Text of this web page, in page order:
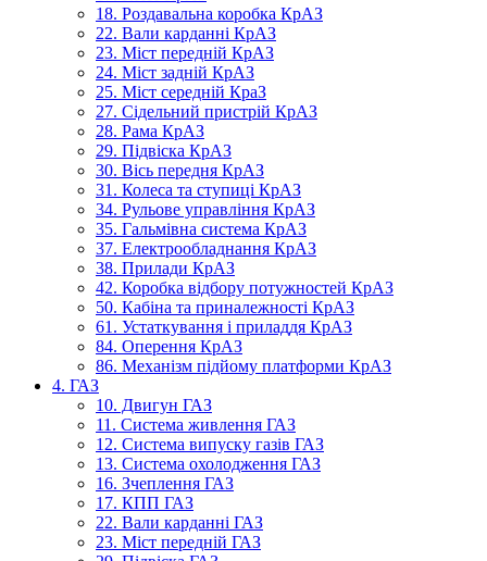
18. Роздавальна коробка КрАЗ
22. Вали карданні КрАЗ
23. Міст передній КрАЗ
24. Міст задній КрАЗ
25. Міст середній КраЗ
27. Сідельний пристрій КрАЗ
28. Рама КрАЗ
29. Підвіска КрАЗ
30. Вісь передня КрАЗ
31. Колеса та ступиці КрАЗ
34. Рульове управління КрАЗ
35. Гальмівна система КрАЗ
37. Електрообладнання КрАЗ
38. Прилади КрАЗ
42. Коробка відбору потужностей КрАЗ
50. Кабіна та приналежності КрАЗ
61. Устаткування і приладдя КрАЗ
84. Оперення КрАЗ
86. Механізм підйому платформи КрАЗ
4. ГАЗ
10. Двигун ГАЗ
11. Система живлення ГАЗ
12. Система випуску газів ГАЗ
13. Система охолодження ГАЗ
16. Зчеплення ГАЗ
17. КПП ГАЗ
22. Вали карданні ГАЗ
23. Міст передній ГАЗ